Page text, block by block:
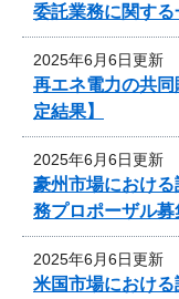
委託業務に関す
2025年6月6日更新
再エネ電力の共
定結果】
2025年6月6日更新
豪州市場におけ
務プロポーザル募
2025年6月6日更新
米国市場におけ